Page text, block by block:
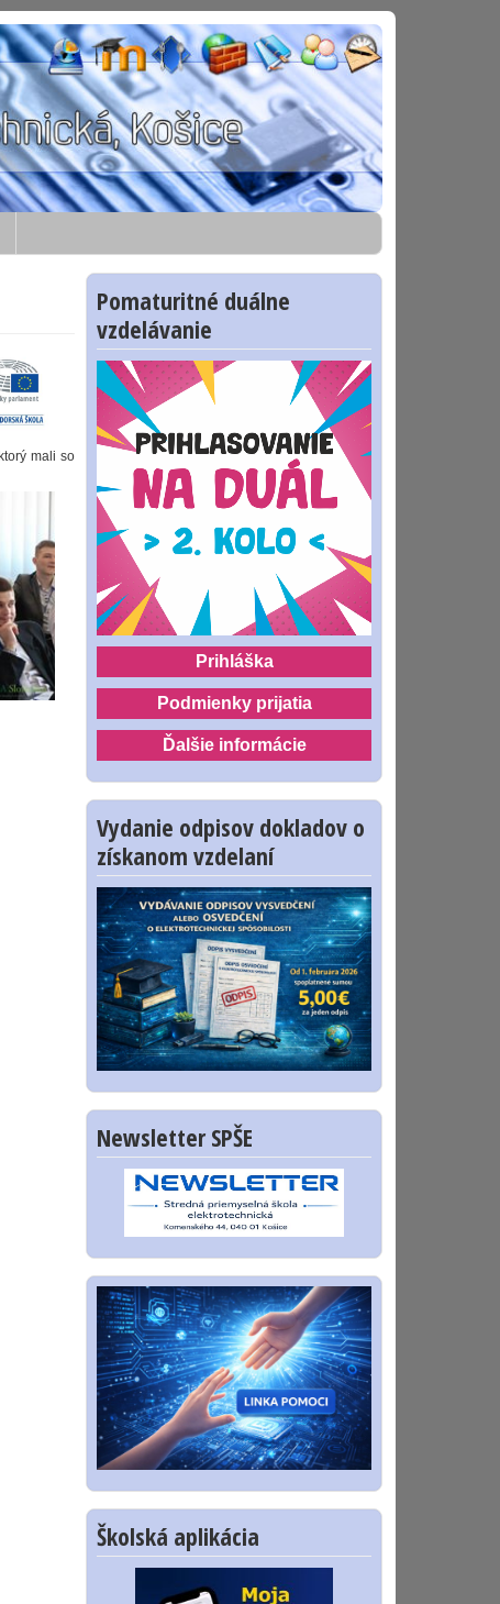
mali so
Pomaturitné duálne
vzdelávanie
Prihláška
Podmienky prijatia
Ďalšie informácie
Vydanie odpisov dokladov o
získanom vzdelaní
Newsletter SPŠE
Školská aplikácia